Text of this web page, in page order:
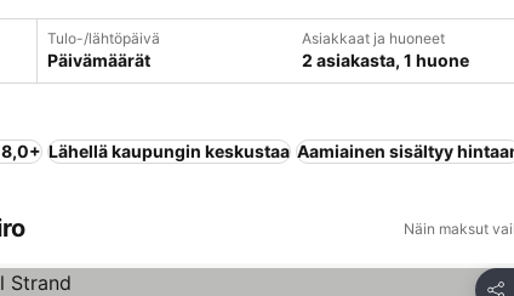
Tulo-/lähtöpäivä
Päivämäärät
Asiakkaat ja huoneet
2 asiakasta, 1 huone
Lähellä kaupungin keskustaa Aamiainen sisältyy
Näin maksut